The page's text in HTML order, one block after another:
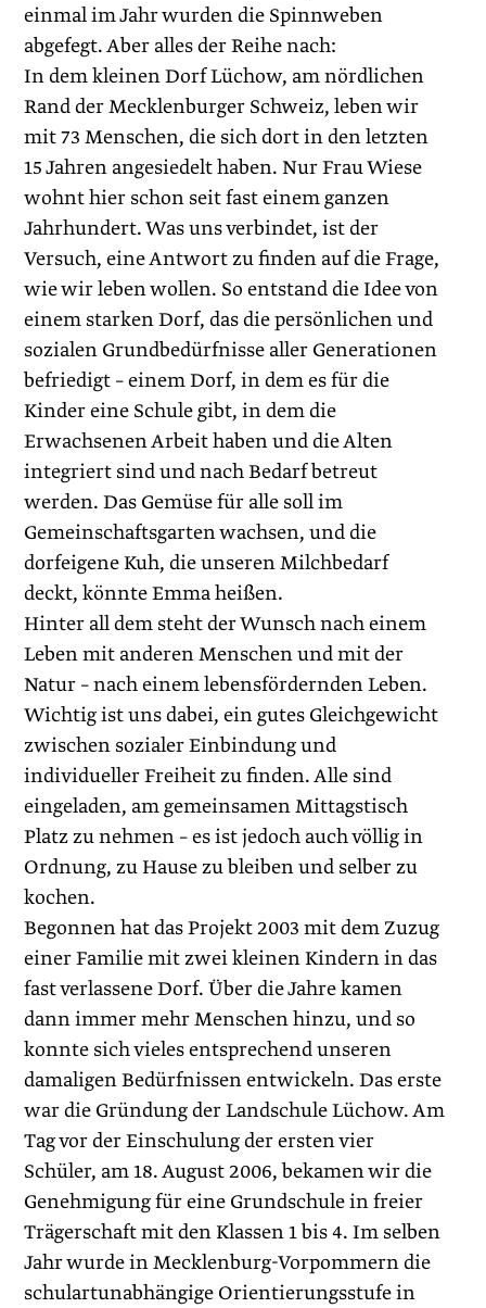
einmal im Jahr wurden die Spinnweben
abgefegt. Aber alles der Reihe nach:
In dem kleinen Dorf Lüchow, am nördlichen
Rand der Mecklenburger Schweiz, leben wir
mit 73 Menschen, die sich dort in den letzten
15 Jahren angesiedelt haben. Nur Frau Wiese
wohnt hier schon seit fast einem ganzen
Jahrhundert. Was uns verbindet, ist der
Versuch, eine Antwort zu finden auf die Frage,
wie wir leben wollen. So entstand die Idee von
einem starken Dorf, das die persönlichen und
sozialen Grundbedürfnisse aller Generationen
befriedigt – einem Dorf, in dem es für die
Kinder eine Schule gibt, in dem die
Erwachsenen Arbeit haben und die Alten
integriert sind und nach Bedarf betreut
werden. Das Gemüse für alle soll im
Gemeinschaftsgarten wachsen, und die
dorfeigene Kuh, die unseren Milchbedarf
deckt, könnte Emma heißen.
Hinter all dem steht der Wunsch nach einem
Leben mit anderen Menschen und mit der
Natur – nach einem lebensfördernden Leben.
Wichtig ist uns dabei, ein gutes Gleichgewicht
zwischen sozialer Einbindung und
individueller Freiheit zu finden. Alle sind
eingeladen, am gemeinsamen Mittagstisch
Platz zu nehmen – es ist jedoch auch völlig in
Ordnung, zu Hause zu bleiben und selber zu
kochen.
Begonnen hat das Projekt 2003 mit dem Zuzug
einer Familie mit zwei kleinen Kindern in das
fast verlassene Dorf. Über die Jahre kamen
dann immer mehr Menschen hinzu, und so
konnte sich vieles entsprechend unseren
damaligen Bedürfnissen entwickeln. Das erste
war die Gründung der Landschule Lüchow. Am
Tag vor der Einschulung der ersten vier
Schüler, am 18. August 2006, bekamen wir die
Genehmigung für eine Grundschule in freier
Trägerschaft mit den Klassen 1 bis 4. Im selben
Jahr wurde in Mecklenburg-Vorpommern die
schulartunabhängige Orientierungsstufe in